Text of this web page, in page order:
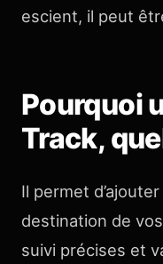
escient, il peut
Pourquoi
Track,
Il permet
destination de
suivi précises et